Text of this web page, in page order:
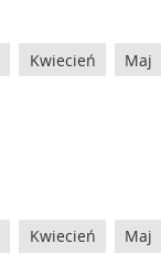
Kwiecień Maj
Kwiecień Maj